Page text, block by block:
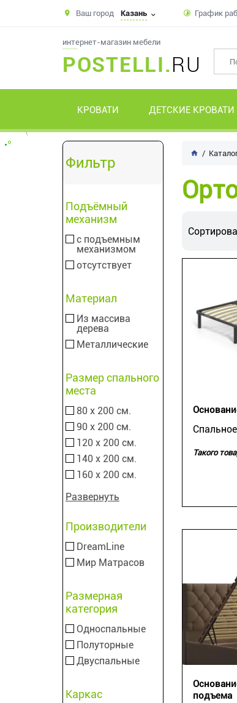
Ваш город Казань График
интернет-магазин мебели
POSTELLI.RU
КРОВАТИ ДЕТСКИЕ КРОВАТИ
Фильтр
Подъёмный
механизм
с подъемным
механизмом
отсутствует
Материал
Из массива
дерева
Металлические
Размер спального
места
80 х 200 см.
90 х 200 см.
120 х 200 см.
140 х 200 см.
160 х 200 см.
Развернуть
Производители
DreamLine
Мир Матрасов
Размерная
категория
Односпальные
Полуторные
Двуспальные
Каркас
Такого
подъема